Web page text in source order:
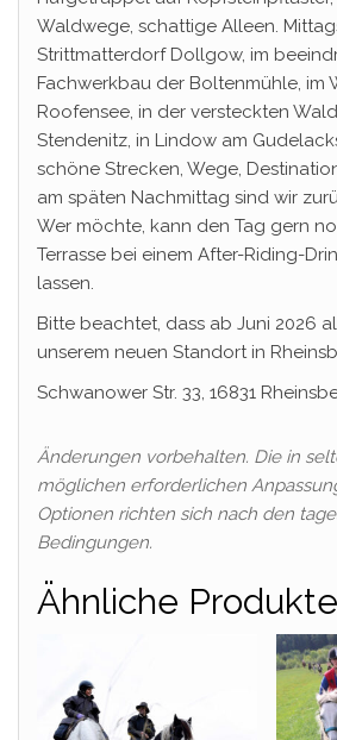
Waldwege, schattige Alleen.
Strittmatterdorf Dollgow, im
Fachwerkbau der Boltenmühle, im
Roofensee, in der versteckten
Stendenitz, in Lindow am
schöne Strecken, Wege,
am späten Nachmittag sind wir
Wer möchte, kann den Tag gern
Terrasse bei einem After-Riding-
lassen.
Bitte beachtet, dass ab Juni 2026
unserem neuen Standort in
Schwanower Str. 33, 16831
Änderungen vorbehalten. Die in
möglichen erforderlichen
Optionen richten sich nach den
Bedingungen.
Ähnliche Produkte